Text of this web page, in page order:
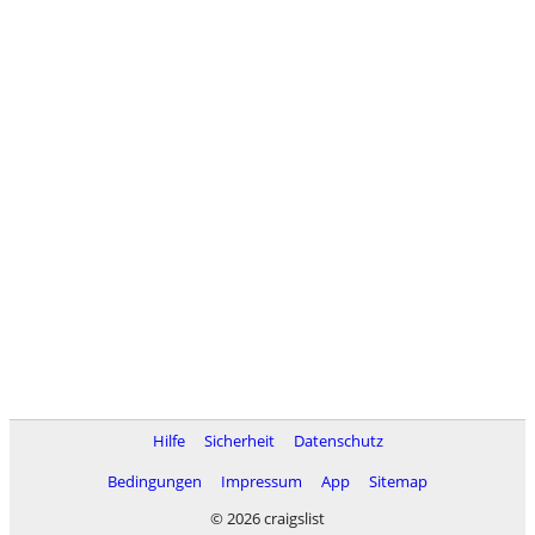
Hilfe Sicherheit
Datenschutz
Bedingungen
Impressum App
Sitemap
© 2026 craigslist